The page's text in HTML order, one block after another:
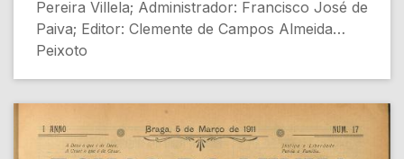
Pereira Villela; Administrador: Francisco José de
Paiva; Editor: Clemente de Campos Almeida
Peixoto
- Dr. Arthur Bivar — Os boatos [Política]
- Acção politica [Política]